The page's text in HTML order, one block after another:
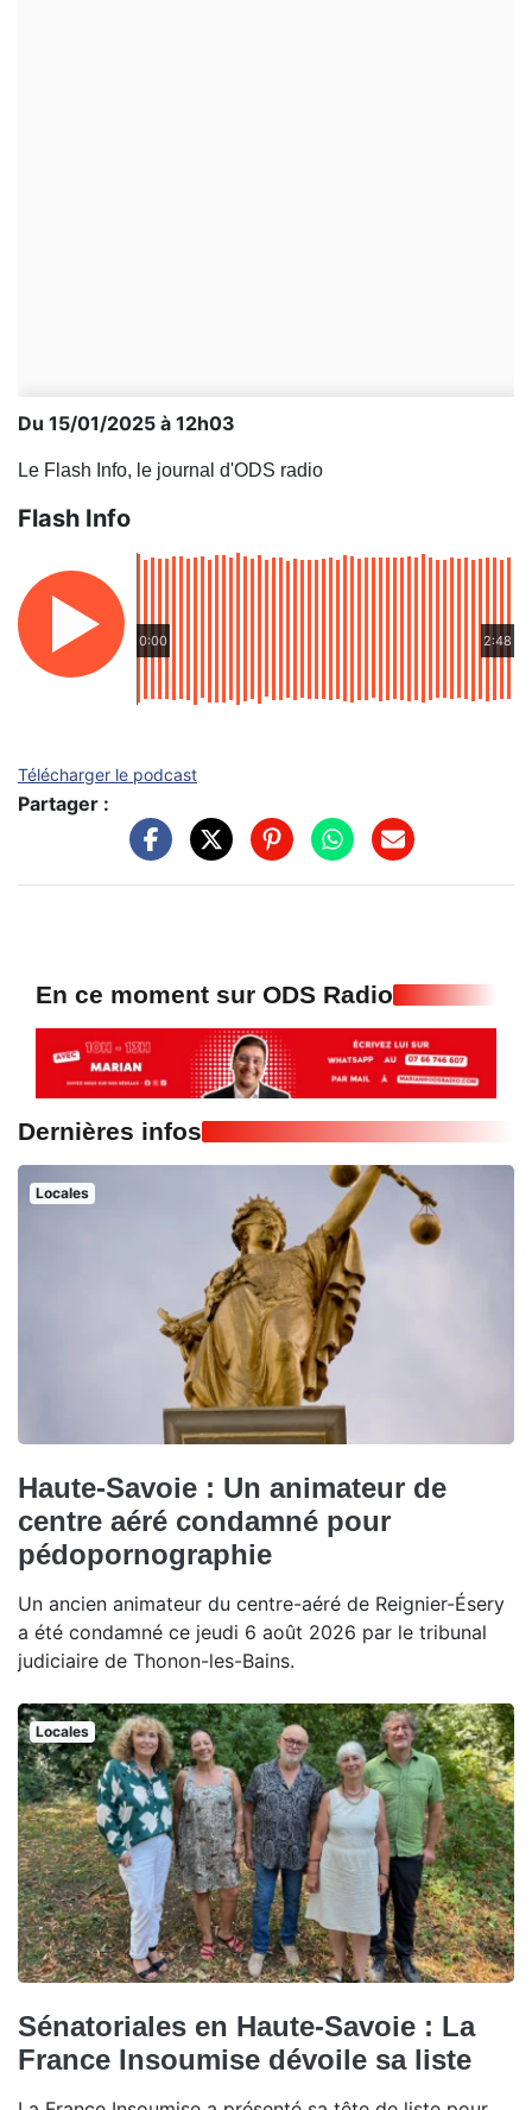
Du 15/01/2025 à 12h03
Le Flash Info, le journal d'ODS radio
Flash Info
0:00 2:48
Télécharger le podcast
Partager :
En ce moment sur ODS Radio
Dernières infos
Locales
Haute-Savoie : Un animateur de
centre aéré condamné pour
pédopornographie
Un ancien animateur du centre-aéré de Reignier-Ésery
a été condamné ce jeudi 6 août 2026 par le tribunal
judiciaire de Thonon-les-Bains.
Locales
Sénatoriales en Haute-Savoie : La
France Insoumise dévoile sa liste